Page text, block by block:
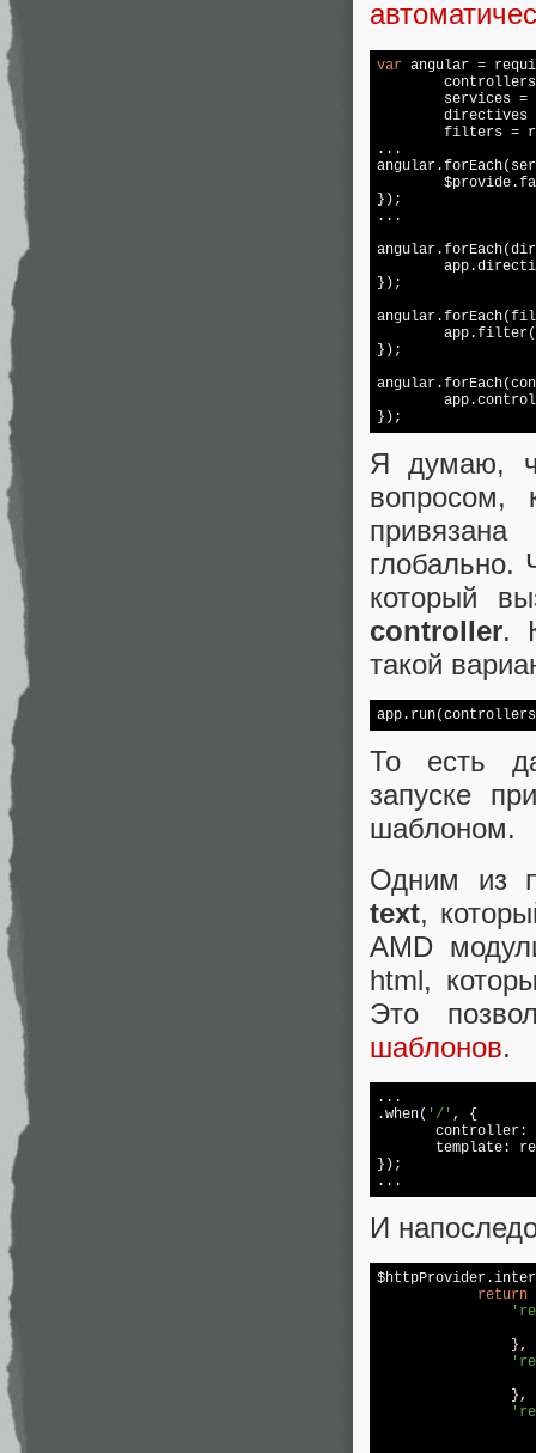
var angular =
        services =
        filters =
...
});
...
});
});
Я думаю,
вопросом,
глобально.
который
controller.
такой
То есть
запуске
шаблоном.
Одним из
text,
AMD
html,
Это
шаблонов.
...
.when( '/' , {
controller:
       template:
});
И
return
                },
                },